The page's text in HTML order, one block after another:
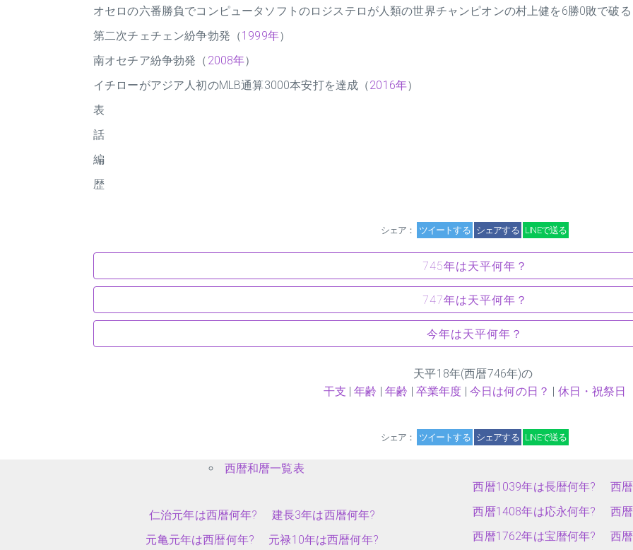
オセロの六番勝負でコンピュータソフトのロジステロが人類の世界チャンピオンの村上健を6勝0敗で破
第二次チェチェン紛争勃発（1999年）
南オセチア紛争勃発（ 2008年）
イチローがアジア人初のMLB通算3000本安打を達成（2016年）
表
話
編
歴
シェア： ツイートする シェアする LINEで送る
745年は天平何年？
747年は天平何年？
今年は天平何年？
天平18年(西暦746年)の
干支 |年齢 |年齢 | 卒業年度 | 今日は何の日？ | 休日・祝祭日
シェア： ツイートする シェアする LINEで送る
西暦和暦一覧表
仁治元年は西暦何年?
建長3年は西暦何年?
元亀元年は西暦何年?
元禄10年は西暦何年?
西暦1039年は長暦何年?
西
西暦1408年は応永何年?
西
西暦1762年は宝暦何年?
西